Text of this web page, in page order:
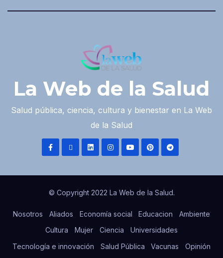
La Web de la Salud
Salud pública, ciencia, cultura y bienestar en La Web
de la Salud
© Copyright 2022 La Web de la Salud.
Nosotros Aliados Economía social Educacion
Ambiente
Cultura
Mujer Ciencia
Universidades
Tecnología e innovación
Salud Pública Vacunas Opinión